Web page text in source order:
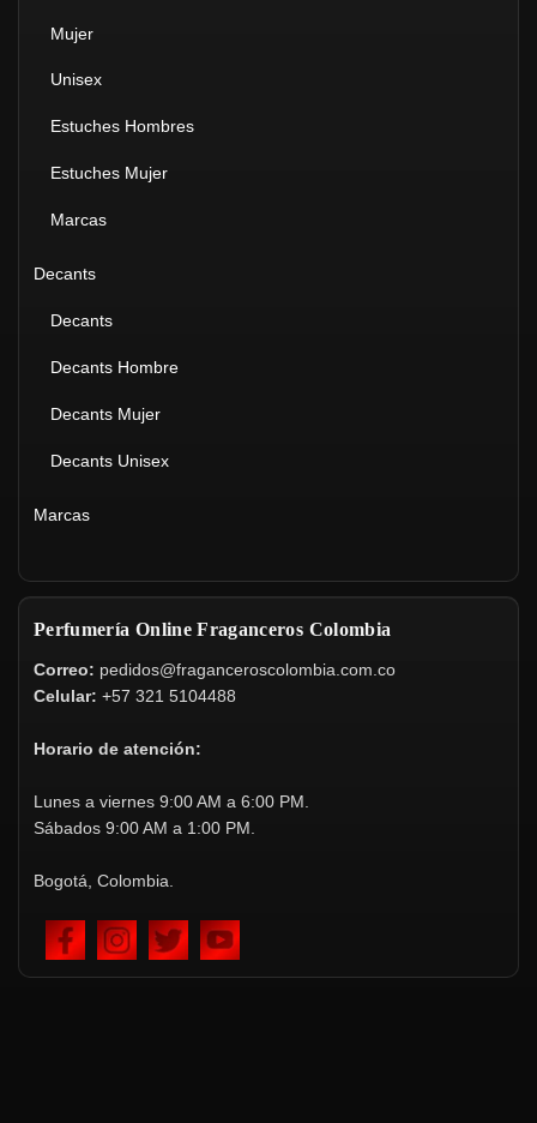
Mujer
Unisex
Estuches Hombres
Estuches Mujer
Marcas
Decants
Decants
Decants Hombre
Decants Mujer
Decants Unisex
Marcas
Perfumería Online Fraganceros Colombia
Correo: pedidos@fraganceroscolombia.com.co
Celular: +57 321 5104488
Horario de atención:
Lunes a viernes 9:00 AM a 6:00 PM.
Sábados 9:00 AM a 1:00 PM.
Bogotá, Colombia.